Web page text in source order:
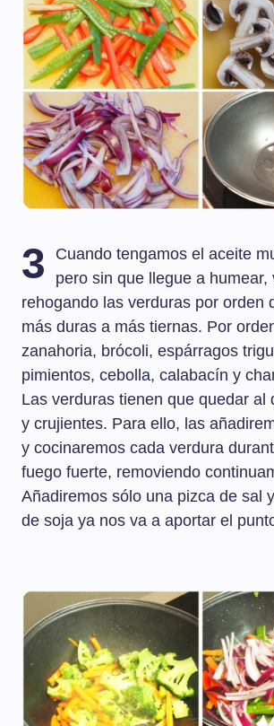
3
Cuando tengamos el aceite
pero sin que llegue a humear,
rehogando las verduras por orden
más duras a más tiernas. Por
zanahoria, brócoli, espárragos
pimientos, cebolla, calabacín y
Las verduras tienen que quedar al
y crujientes. Para ello, las
y cocinaremos cada verdura
fuego fuerte, removiendo
Añadiremos sólo una pizca de sal
de soja ya nos va a aportar el